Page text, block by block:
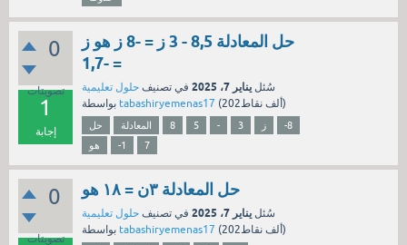
0
تصويتات
1
إجابة
حل المعادلة 8,5 - 3 ز = -8 ز هو ز
= -1,7
سُئل يناير 7، 2025 في تصنيف حلول تعليمية
tabashiryemenas17 ( 202ألف نقاط)
حل المعادلة 8 5 - 3 ز
-8
هو
-1 7
0
تصويتات
حل المعادلة ٣ن = ١٨ هو
سُئل يناير 7، 2025 في تصنيف حلول تعليمية
tabashiryemenas17 ( 202ألف نقاط)